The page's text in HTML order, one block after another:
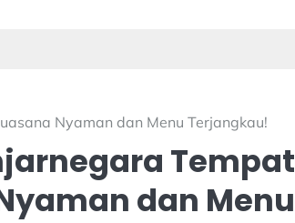
Nyaman dan Menu Terjangkau!
Tempat
dan Menu